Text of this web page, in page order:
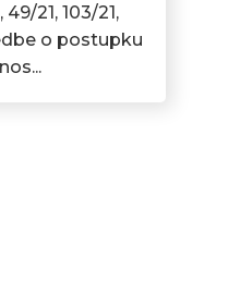
21, 103/21,
o postupku